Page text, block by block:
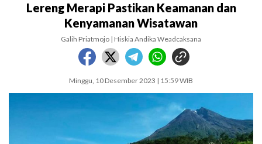
Lereng Merapi Pastikan Keamanan dan
Kenyamanan Wisatawan
Galih Priatmojo | Hiskia Andika Weadcaksana
Minggu, 10 Desember 2023 | 15:59 WIB